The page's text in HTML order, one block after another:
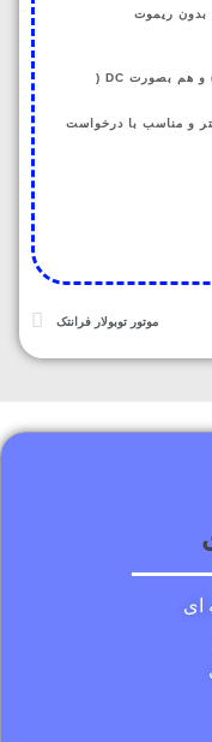
بدون ریموت
این موتور ها هم به صورت AC (بدون باطری) و هم بصورت DC (
و مناسب با درخواست
موتور توبولار فرانتک
ای